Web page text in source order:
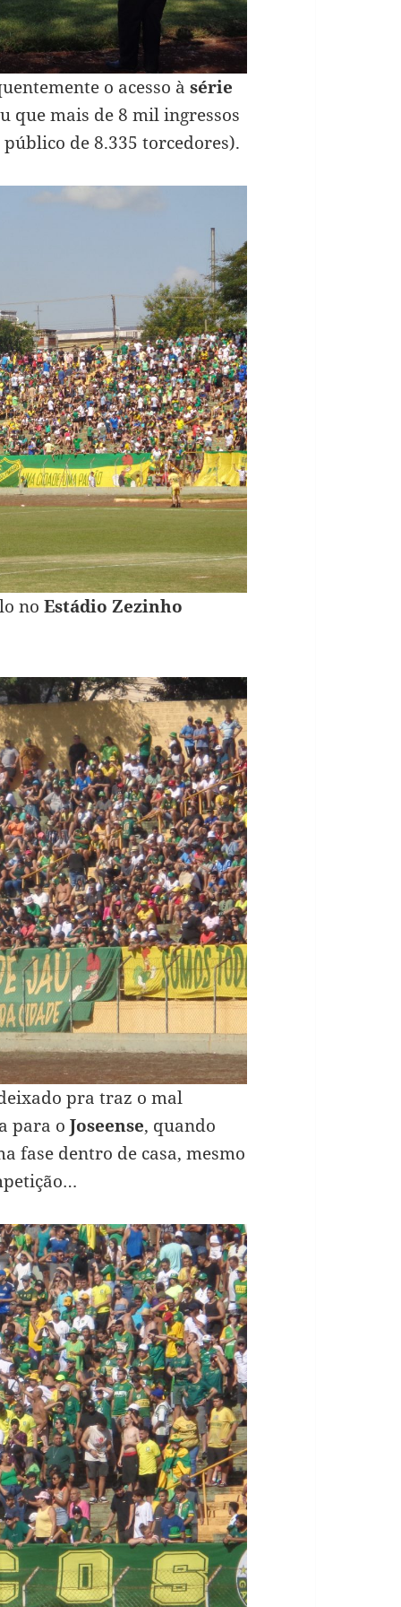
o acesso à série
que mais de 8 mil ingressos
de 8.335 torcedores).
no Estádio Zezinho
pra traz o mal
para o Joseense, quando
fase dentro de casa, mesmo